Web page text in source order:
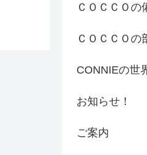
ＣＯＣＣＯの
ＣＯＣＣＯの
CONNIEの世
お知らせ！
ご案内